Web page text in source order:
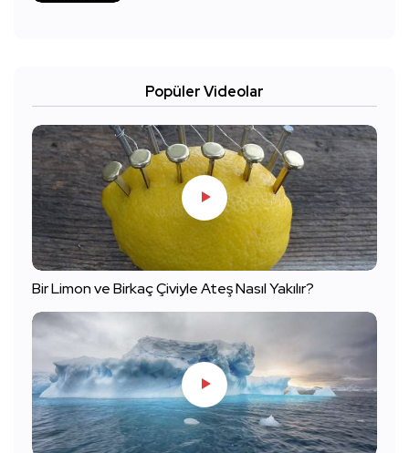
Popüler Videolar
Bir Limon ve Birkaç Çiviyle Ateş Nasıl Yakılır?